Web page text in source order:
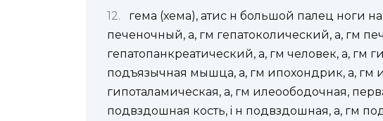
гема (хема), атис н большой палец ноги
печеночный, а, гм гепатоколический, а, гм
гепатопанкреатический, а, гм человек, а, гм
подъязычная мышца, а, гм ипохондрик, а, гм
гипоталамическая, а, гм илеоободочная,
подвздошная кость, i н подвздошная, а, гм